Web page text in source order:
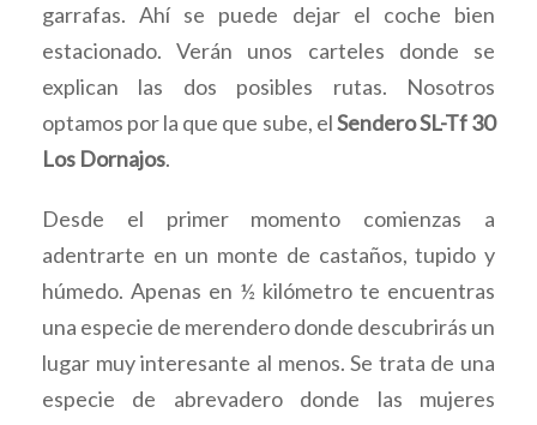
garrafas. Ahí se puede dejar el coche bien
estacionado. Verán unos carteles donde se
explican las dos posibles rutas. Nosotros
optamos por la que que sube, elSendero SL-Tf 30
Los Dornajos.
Desde el primer momento comienzas a
adentrarte en un monte de castaños, tupido y
húmedo. Apenas en ½ kilómetro te encuentras
una especie de merendero donde descubrirás un
lugar muy interesante al menos. Se trata de una
especie de abrevadero donde las mujeres